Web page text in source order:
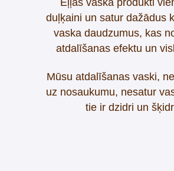
Eļļas vaska produkti
duļķaini un satur dažādus
vaska daudzumus, kas
atdalīšanas efektu un
Mūsu atdalīšanas vaski,
uz nosaukumu, nesatur
tie ir dzidri un